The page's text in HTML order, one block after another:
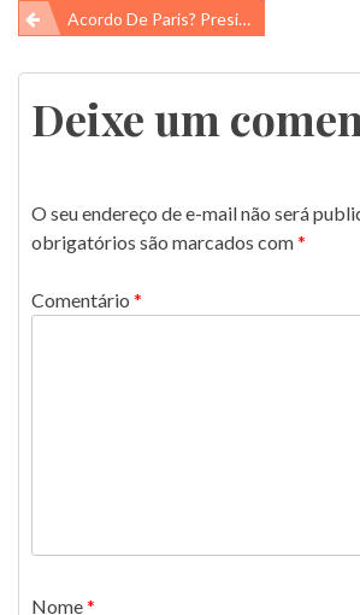
Navegação
de
Post
Acordo De Paris? Presidente Trump? Mas O Que Está Acontecendo?
Deixe um
O seu endereço de e-mail não será
obrigatórios são marcados com*
Comentário *
Nome*